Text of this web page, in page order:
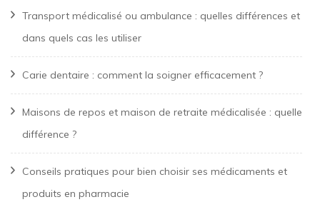
Transport médicalisé ou ambulance : quelles différences et
dans quels cas les utiliser
Carie dentaire : comment la soigner efficacement ?
Maisons de repos et maison de retraite médicalisée : quelle
différence ?
Conseils pratiques pour bien choisir ses médicaments et
produits en pharmacie